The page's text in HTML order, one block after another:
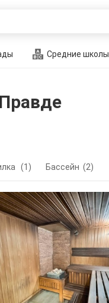
Средние школы
(1) Бассейн (2)